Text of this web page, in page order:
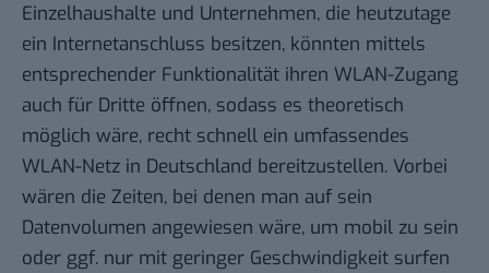
Einzelhaushalte und Unternehmen, die heutzutage
ein Internetanschluss besitzen, könnten mittels
entsprechender Funktionalität ihren WLAN-Zugang
auch für Dritte öffnen, sodass es theoretisch
möglich wäre, recht schnell ein umfassendes
WLAN-Netz in Deutschland bereitzustellen. Vorbei
wären die Zeiten, bei denen man auf sein
Datenvolumen angewiesen wäre, um mobil zu sein
oder ggf. nur mit geringer Geschwindigkeit surfen